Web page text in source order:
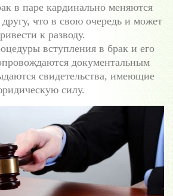
в паре кардинально меняются
что в свою очередь и может
к разводу.
вступления в брак и его
документальным
свидетельства, имеющие
силу.